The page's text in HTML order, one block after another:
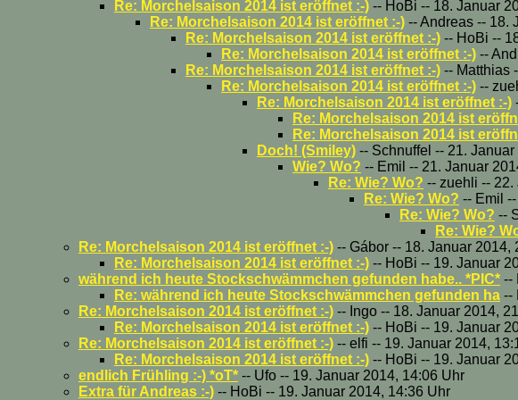
Re: Morchelsaison 2014 ist eröffnet :-) -- HoBi -- 18. Januar
Re: Morchelsaison 2014 ist eröffnet :-) -- Andreas -- 18.
Re: Morchelsaison 2014 ist eröffnet :-) -- HoBi --
Re: Morchelsaison 2014 ist eröffnet :-) --
Re: Morchelsaison 2014 ist eröffnet :-) -- Matthias
Re: Morchelsaison 2014 ist eröffnet :-) --
Re: Morchelsaison 2014 ist eröffnet :-)
Re: Morchelsaison 2014 ist
Re: Morchelsaison 2014 ist
Doch! (Smiley) -- Schnuffel -- 21.
Wie? Wo? -- Emil -- 21. Januar
Re: Wie? Wo? -- zuehli --
Re: Wie? Wo? -- Emil
Re: Wie? Wo? --
Re: Wie?
Re: Morchelsaison 2014 ist eröffnet :-) -- Gábor -- 18. Januar 2014,
Re: Morchelsaison 2014 ist eröffnet :-) -- HoBi -- 19. Januar
während ich heute Stockschwämmchen gefunden habe.. *PIC* --
Re: während ich heute Stockschwämmchen gefunden ha --
Re: Morchelsaison 2014 ist eröffnet :-) -- Ingo -- 18. Januar 2014,
Re: Morchelsaison 2014 ist eröffnet :-) -- HoBi -- 19. Januar
Re: Morchelsaison 2014 ist eröffnet :-) -- elfi -- 19. Januar 2014,
Re: Morchelsaison 2014 ist eröffnet :-) -- HoBi -- 19. Januar
endlich Frühling :-) *oT* -- Ufo -- 19. Januar 2014, 14:06 Uhr
Extra für Andreas :-) -- HoBi -- 19. Januar 2014, 14:36 Uhr